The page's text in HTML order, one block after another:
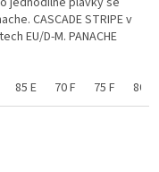
CASCADE STRIPE v
EU/D-M. PANACHE
85 E 70 F 75 F 80 F